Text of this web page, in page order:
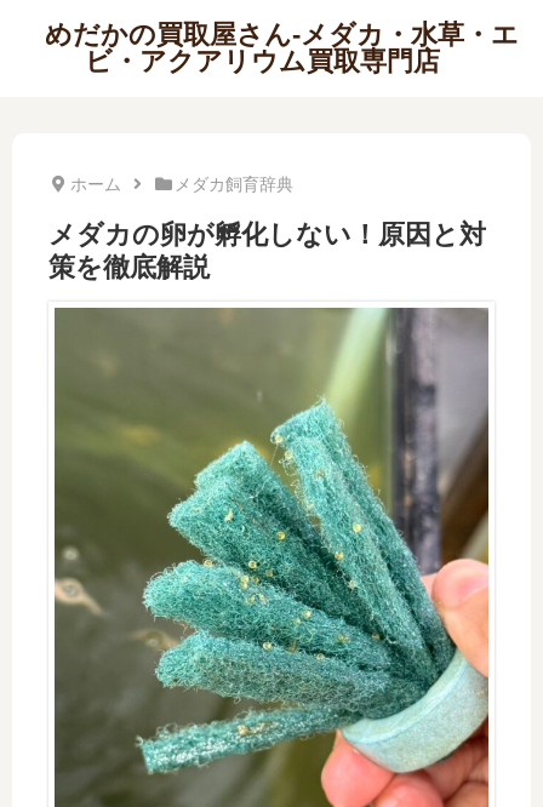
めだかの買取屋さん-メダカ・水草・エ
ビ・アクアリウム買取専門店
ホーム メダカ飼育辞典
メダカの卵が孵化しない！原因と対
策を徹底解説